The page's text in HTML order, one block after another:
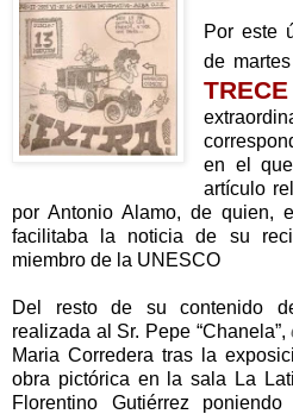
Por este
de
TRECE
en el
artículo
por Antonio Alamo, de quien,
facilitaba la noticia de su
miembro de la UNESCO
Del resto de su contenido
realizada al Sr. Pepe “Chanela”,
Maria Corredera tras la
obra pictórica en la sala La
Florentino Gutiérrez